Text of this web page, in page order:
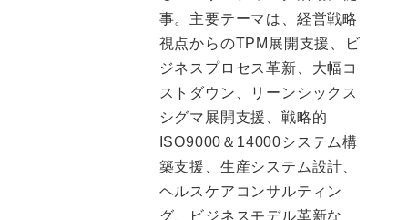
事。主要テーマは、経営戦略
視点からのTPM展開支援、ビ
ジネスプロセス革新、大幅コ
ストダウン、リーンシックス
シグマ展開支援、戦略的
ISO9000＆14000システム構
築支援、生産システム設計、
ヘルスケアコンサルティン
グ、ビジネスモデル革新な